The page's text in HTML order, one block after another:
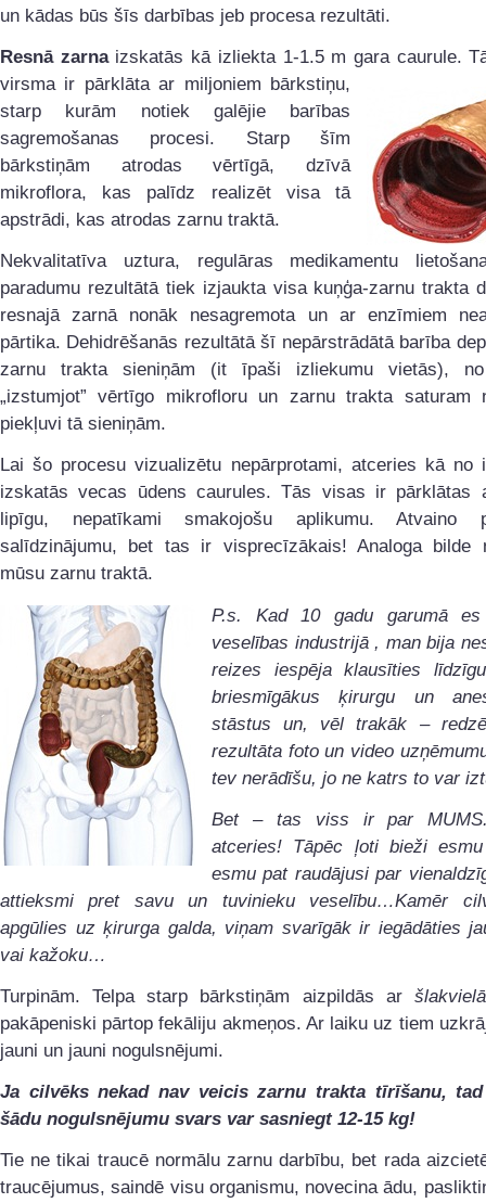
un kādas būs šīs darbības jeb procesa rezultāti.
Resnā zarnaizskatās kā izliekta 1-1.5 m gara caurule.
virsma ir pārklāta ar miljoniem bārkstiņu,
starp kurām notiek galējie barības
sagremošanas procesi. Starp šīm
bārkstiņām atrodas vērtīgā, dzīvā
mikroflora, kas palīdz realizēt visa tā
apstrādi, kas atrodas zarnu traktā.
Nekvalitatīva uztura, regulāras medikamentu
paradumu rezultātā tiek izjaukta visa kuņģa-zarnu trakta
resnajā zarnā nonāk nesagremota un ar enzīmiem
pārtika. Dehidrēšanās rezultātā šī nepārstrādātā barība
zarnu trakta sieniņām (it īpaši izliekumu vietās),
„izstumjot” vērtīgo mikrofloru un zarnu trakta saturam
piekļuvi tā sieniņām.
Lai šo procesu vizualizētu nepārprotami, atceries kā no
izskatās vecas ūdens caurules. Tās visas ir pārklātas
lipīgu, nepatīkami smakojošu aplikumu. Atvaino
salīdzinājumu, bet tas ir visprecīzākais! Analoga bilde
mūsu zarnu traktā.
P.s. Kad 10 gadu garumā es
veselības industrijā , man bija
reizes iespēja klausīties
briesmīgākus ķirurgu un
stāstus un, vēl trakāk –
rezultāta foto un video
tev nerādīšu, jo ne katrs to var
Bet – tas viss ir par
atceries! Tāpēc ļoti bieži
esmu pat raudājusi par
attieksmi pret savu un tuvinieku veselību…Kamēr
apgūlies uz ķirurga galda, viņam svarīgāk ir iegādāties
vai kažoku…
Turpinām. Telpa starp bārkstiņām aizpildās ar
pakāpeniski pārtop fekāliju akmeņos. Ar laiku uz tiem
jauni un jauni nogulsnējumi.
Ja cilvēks nekad nav veicis zarnu trakta tīrīšanu,
šādu nogulsnējumu svars var sasniegt 12-15 kg!
Tie ne tikai traucē normālu zarnu darbību, bet rada
traucējumus, saindē visu organismu, novecina ādu,